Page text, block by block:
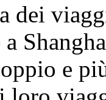
dei
e